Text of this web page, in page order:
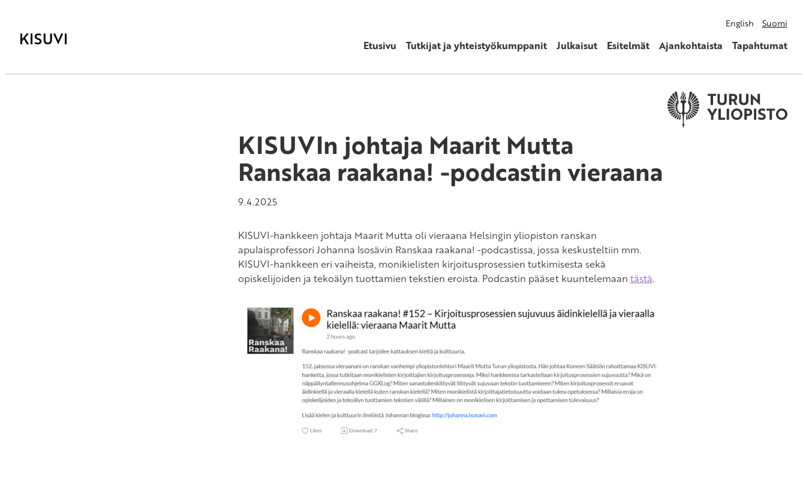
KISUVI
English Suomi
Etusivu Tutkijat ja yhteistyökumppanit Julkaisut Esitelmät Ajankohtaista Tapahtumat
KISUVIn johtaja Maarit Mutta
Ranskaa raakana! -podcastin vieraana
9.4.2025
KISUVI-hankkeen johtaja Maarit Mutta oli vieraana Helsingin yliopiston ranskan
apulaisprofessori Johanna Isosävin Ranskaa raakana! -podcastissa, jossa keskusteltiin mm.
KISUVI-hankkeen eri vaiheista, monikielisten kirjoitusprosessien tutkimisesta sekä
opiskelijoiden ja tekoälyn tuottamien tekstien eroista. Podcastin pääset kuuntelemaan tästä.